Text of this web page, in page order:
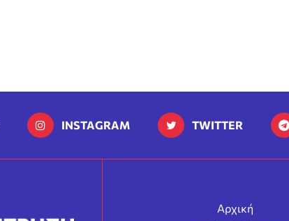
INSTAGRAM TWITTER
Αρχική